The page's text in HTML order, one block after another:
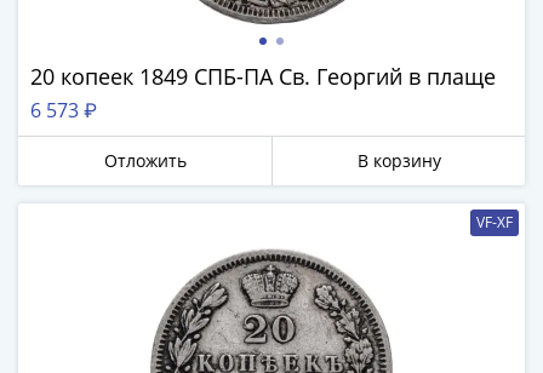
20 копеек 1849 СПБ-ПА Св. Георгий в плаще
6 573 ₽
Отложить В корзину
VF-XF